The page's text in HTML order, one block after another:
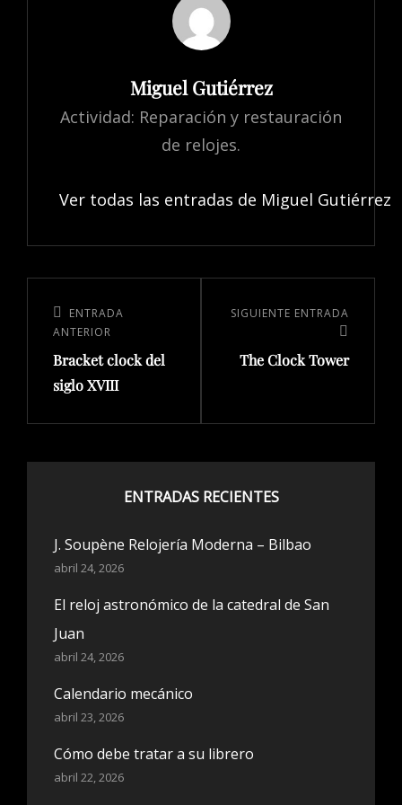
Miguel Gutiérrez
Actividad: Reparación y restauración
de relojes.
Ver todas las entradas de Miguel Gutiérrez
ENTRADA
ANTERIOR
Bracket clock del
siglo XVIII
SIGUIENTE ENTRADA
The Clock Tower
ENTRADAS RECIENTES
J. Soupène Relojería Moderna – Bilbao
abril 24, 2026
El reloj astronómico de la catedral de San
Juan
abril 24, 2026
Calendario mecánico
abril 23, 2026
Cómo debe tratar a su librero
abril 22, 2026